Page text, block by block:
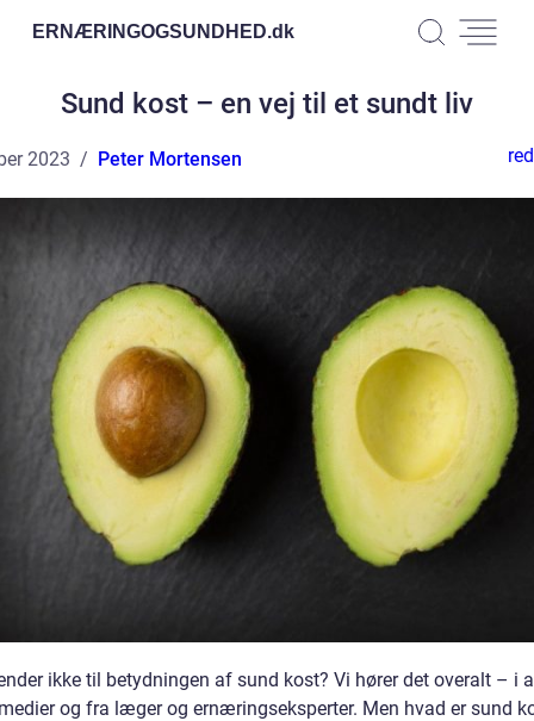
ERNÆRINGOGSUNDHED.dk
Sund kost – en vej til et sundt liv
2023 Peter Mortensen
ikke til betydningen af sund kost? Vi hører det overalt – i
og fra læger og ernæringseksperter. Men hvad er sund